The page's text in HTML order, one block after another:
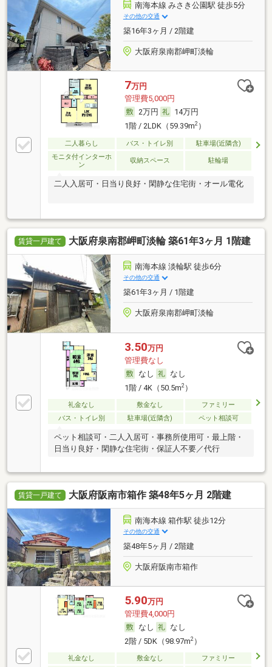
南海本線 みさき公園駅 徒歩5分
その他の交通
築16年3ヶ月 / 2階建
大阪府泉南郡岬町淡輪
7万円
管理費5,000円
2万円
14万円
1階 / 2LDK（59.39m2）
二人暮らし バス・トイレ別
駐車場(近隣含)
モニタ付インターホ
ン
収納スペース 駐輪場
二人入居可・日当り良好・閑静な住宅街・オール電化
賃貸一戸建て 大阪府泉南郡岬町淡輪 築61年3ヶ月 1階建
南海本線 淡輪駅 徒歩6分
その他の交通
築61年3ヶ月 / 1階建
大阪府泉南郡岬町淡輪
3.50万円
管理費なし
なし
なし
1階 / 4K（50.5m2）
礼金なし 敷金なし
ファミリー
バス・トイレ別
駐車場(近隣含) ペット相談可
ペット相談可・二人入居可・事務所使用可・最上階・
日当り良好・閑静な住宅街・保証人不要／代行
賃貸一戸建て 大阪府阪南市箱作 築48年5ヶ月 2階建
南海本線 箱作駅 徒歩12分
その他の交通
築48年5ヶ月 / 2階建
大阪府阪南市箱作
5.90万円
管理費4,000円
なし
なし
2階 / 5DK（98.97m2）
礼金なし 敷金なし
ファミリー